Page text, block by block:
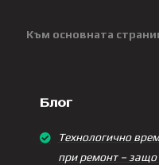
Към основната
Блог
Технологично
при ремонт –